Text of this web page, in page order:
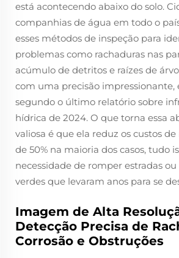
está acontecendo abaixo do solo.
companhias de água em todo o
esses métodos de inspeção para
problemas como rachaduras nas
acúmulo de detritos e raízes de
com uma precisão impressionante,
segundo o último relatório sobre
hídrica de 2024. O que torna essa
valiosa é que ela reduz os custos
de 50% na maioria dos casos, tudo
necessidade de romper estradas
verdes que levaram anos para se
Imagem de Alta
Detecção Precisa de
Corrosão e Obstruções